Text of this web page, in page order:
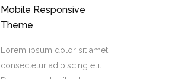
Mobile Responsive
Theme
Lorem ipsum dolor sit amet,
consectetur adipiscing elit.